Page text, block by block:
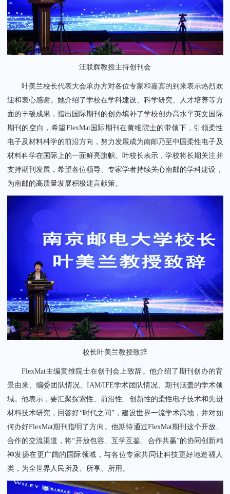
汪联辉教授主持创刊会
叶美兰校长代表大会承办方对各位专家和嘉宾的到来表示热烈欢
迎和衷心感谢。她介绍了学校在学科建设、科学研究、人才培养等方
面的丰硕成果，指出国际期刊的创办填补了学校创办高水平英文国际
期刊的空白，希望FlexMat国际期刊在黄维院士的带领下，引领柔性
电子及材料科学的前沿方向，努力发展成为南邮乃至中国柔性电子及
材料科学在国际上的一面鲜亮旗帜。叶校长表示，学校将长期关注并
支持期刊发展，希望各位领导、专家学者持续关心南邮的学科建设，
为南邮的高质量发展积极建言献策。
校长叶美兰教授致辞
FlexMat主编黄维院士在创刊会上致辞。他介绍了期刊创办的背
景由来、编委团队情况、IAM/IFE学术团队情况、期刊涵盖的学术领
域。他表示，要汇聚探索性、前沿性、创新性的柔性电子技术和先进
材料技术研究，回答好“时代之问”，建设世界一流学术高地，并对如
何办好FlexMat期刊指明了方向。他期待通过FlexMat期刊这个开放、
合作的交流渠道，将“开放包容、互学互鉴、合作共赢”的协同创新精
神发扬在更广阔的国际领域，与各位专家共同让科技更好地造福人
类，为全世界人民所及、所享、所用。